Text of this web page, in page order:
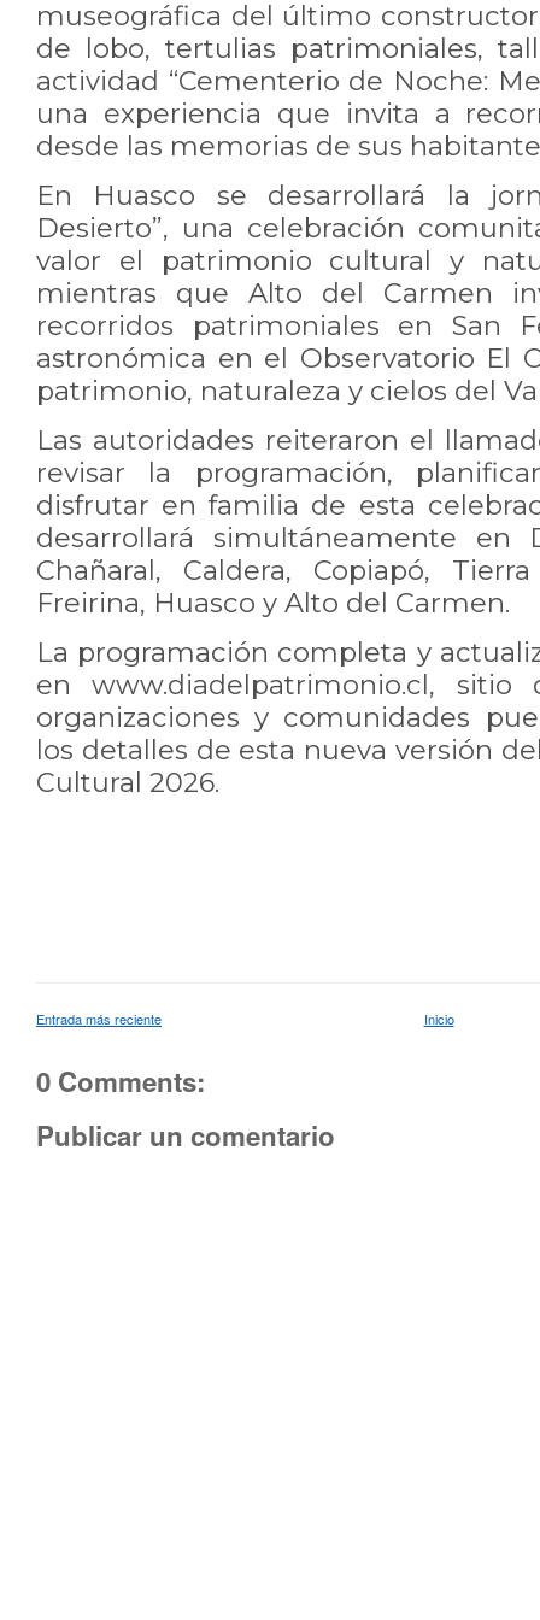
museográfica del último
de lobo, tertulias patrimoniales,
actividad “Cementerio de Noche:
una experiencia que invita a
desde las memorias de sus
En Huasco se desarrollará la
Desierto”, una celebración
valor el patrimonio cultural y
mientras que Alto del Carmen
recorridos patrimoniales en San
astronómica en el Observatorio El
patrimonio, naturaleza y cielos del
Las autoridades reiteraron el
revisar la programación,
disfrutar en familia de esta
desarrollará simultáneamente en
Chañaral, Caldera, Copiapó,
Freirina, Huasco y Alto del Carmen.
La programación completa y
en www.diadelpatrimonio.cl, sitio
organizaciones y comunidades
los detalles de esta nueva versión
Cultural 2026.
Entrada más reciente Inicio
0 Comments:
Publicar un comentario